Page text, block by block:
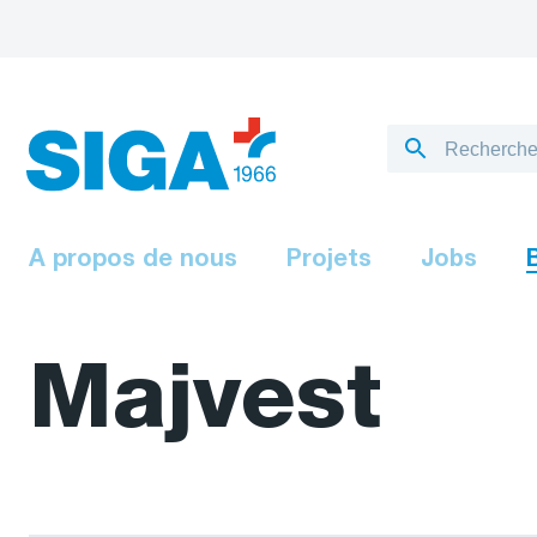
A propos de nous Projets Jobs
Majvest